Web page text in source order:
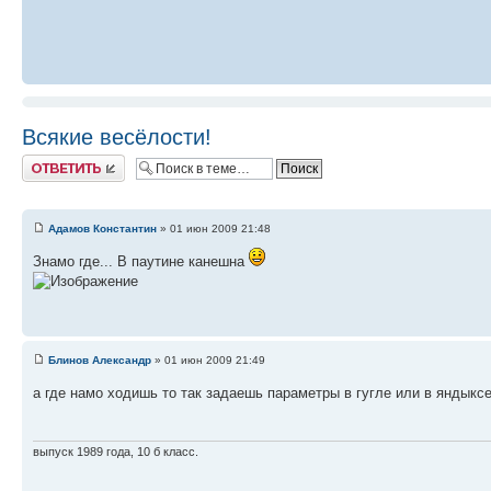
Всякие весёлости!
Ответить
Адамов Константин » 01 июн 2009 21:48
Знамо где... В паутине канешна
Блинов Александр » 01 июн 2009 21:49
а где намо ходишь то так задаешь параметры в гугле или в
выпуск 1989 года, 10 б класс.